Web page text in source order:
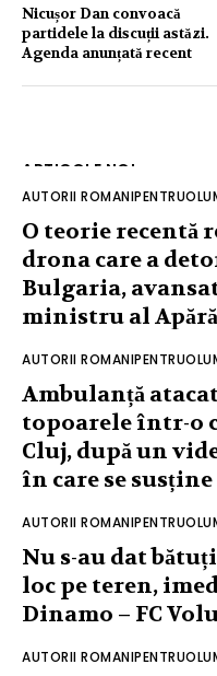
Nicușor Dan convoacă
partidele la discuții astăzi.
Agenda anunțată recent
ARTICOLE NOI
AUTORII
O teorie recentă
drona care a
Bulgaria,
ministru al
AUTORII
Ambulanță
topoarele într-o
Cluj, după un
în care se
AUTORII
Nu s-au dat
loc pe teren,
Dinamo – FC
AUTORII